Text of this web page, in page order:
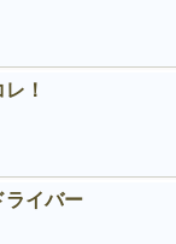
！
ライバー